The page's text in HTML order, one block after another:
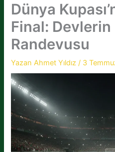
Dünya
Final:
Randevusu
Yazan Ahmet Yıldız/ 3